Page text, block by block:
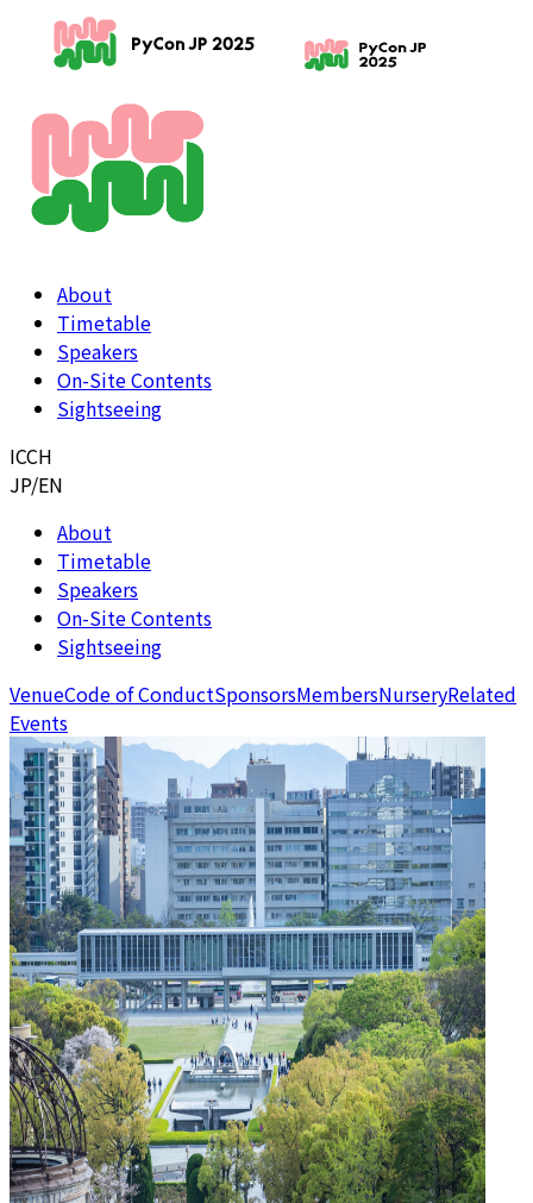
About
Timetable
Speakers
On-Site Contents
Sightseeing
ICCH
JP/EN
About
Timetable
Speakers
On-Site Contents
Sightseeing
VenueCode of ConductSponsorsMembersNurseryRelated
Events